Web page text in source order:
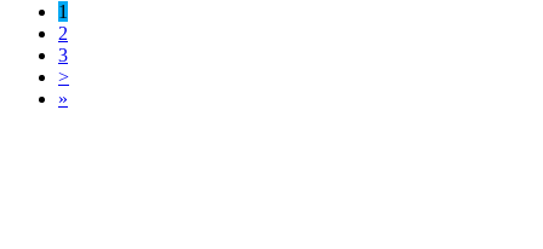
1
2
3
>
»